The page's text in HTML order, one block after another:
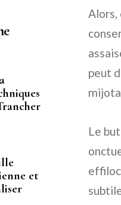
Alors,
peut
Le
et